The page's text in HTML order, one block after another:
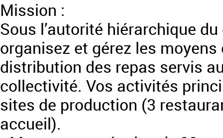
Mission :
Sous l’autorité hiérarchique
organisez et gérez les
distribution des repas servis
collectivité. Vos activités
sites de production (3
accueil).